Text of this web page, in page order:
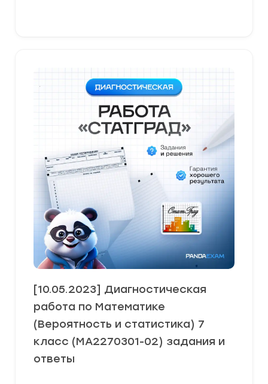
[10.05.2023] Диагностическая
работа по Математике
(Вероятность и статистика) 7
класс (МА2270301-02) задания и
ответы